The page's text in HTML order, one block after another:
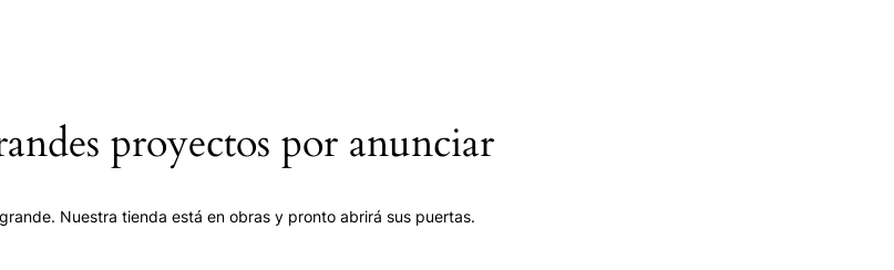
proyectos por anunciar
Nuestra tienda está en obras y pronto abrirá sus puertas.